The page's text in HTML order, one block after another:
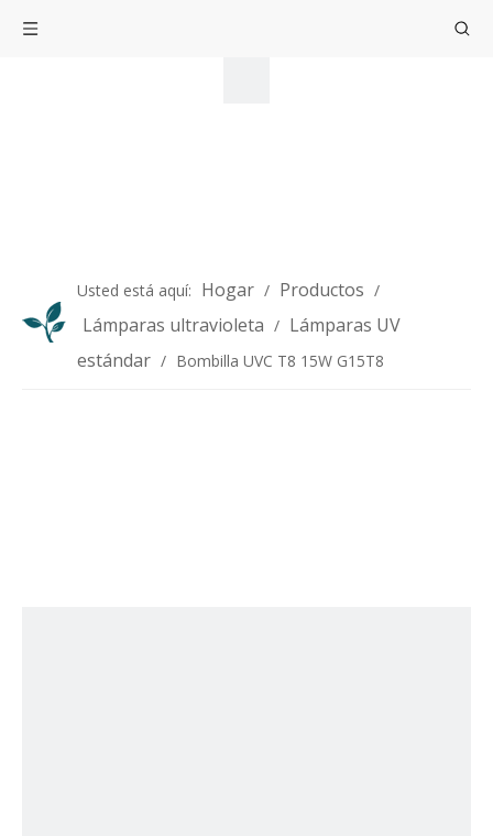
Usted está aquí: Hogar / Productos /
Lámparas ultravioleta / Lámparas UV
estándar / Bombilla UVC T8 15W G15T8